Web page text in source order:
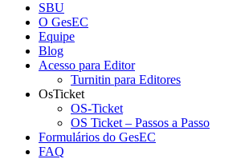
SBU
O GesEC
Equipe
Blog
Acesso para Editor
Turnitin para Editores
OsTicket
OS-Ticket
OS Ticket – Passos a Passo
Formulários do GesEC
FAQ